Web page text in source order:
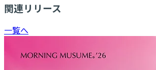
関連リリース
一覧へ